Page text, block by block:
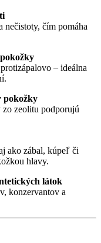
nečistoty, čím pomáha
– ideálna
pokožky
zeolitu podporujú
ako zábal, kúpeľ či
hlavy.
látok
konzervantov a